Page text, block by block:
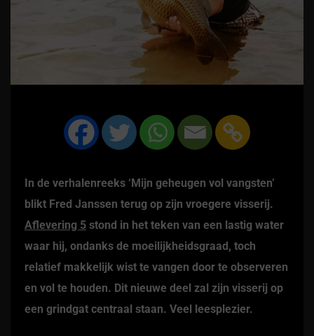
In de verhalenreeks ‘Mijn geheugen vol vangsten’
blikt Fred Janssen terug op zijn vroegere visserij.
Aflevering 5 stond in het teken van een lastig water
waar hij, ondanks de moeilijkheidsgraad, toch
relatief makkelijk wist te vangen door te observeren
en vol te houden. Dit nieuwe deel zal zijn visserij op
een grindgat centraal staan. Veel leesplezier.